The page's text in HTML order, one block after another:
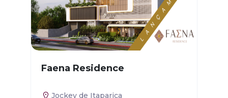
Faena Residence
Jockey de Itaparica